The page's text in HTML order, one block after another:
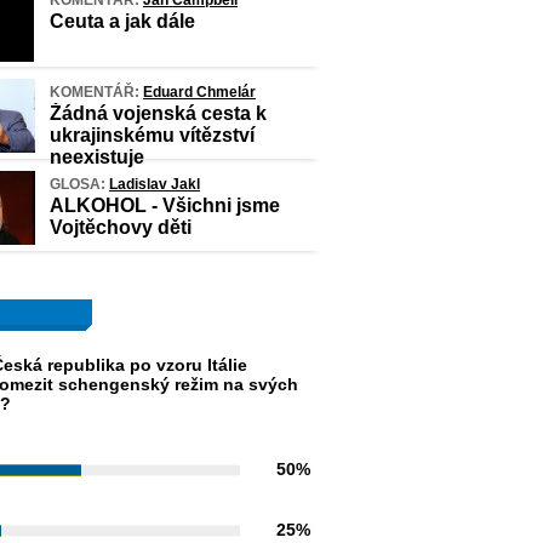
Ceuta a jak dále
KOMENTÁŘ: Eduard Chmelár
Žádná vojenská cesta k
ukrajinskému vítězství
neexistuje
GLOSA: Ladislav Jakl
ALKOHOL - Všichni jsme
Vojtěchovy děti
republika po vzoru Itálie
schengenský režim na svých
50%
25%